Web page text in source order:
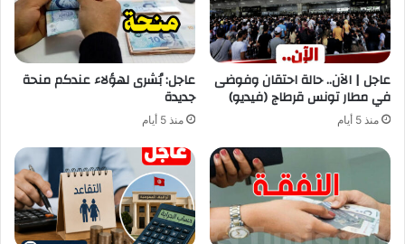
عاجل | الآن.. حالة احتقان وفوضى
في مطار تونس قرطاج (فيديو)
منذ 5 أيام
عاجل: بُشرى لهؤلاء عندكم منحة
جديدة
منذ 5 أيام